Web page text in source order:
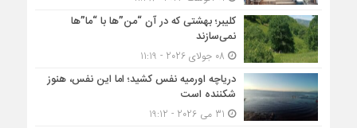
کلیبر؛ بهشتی که در آن “من”ها با “ما”ها
نمی‌سازند
دریاچه اورمیه نفس کشید؛ اما این نفس، هنوز
شکننده است